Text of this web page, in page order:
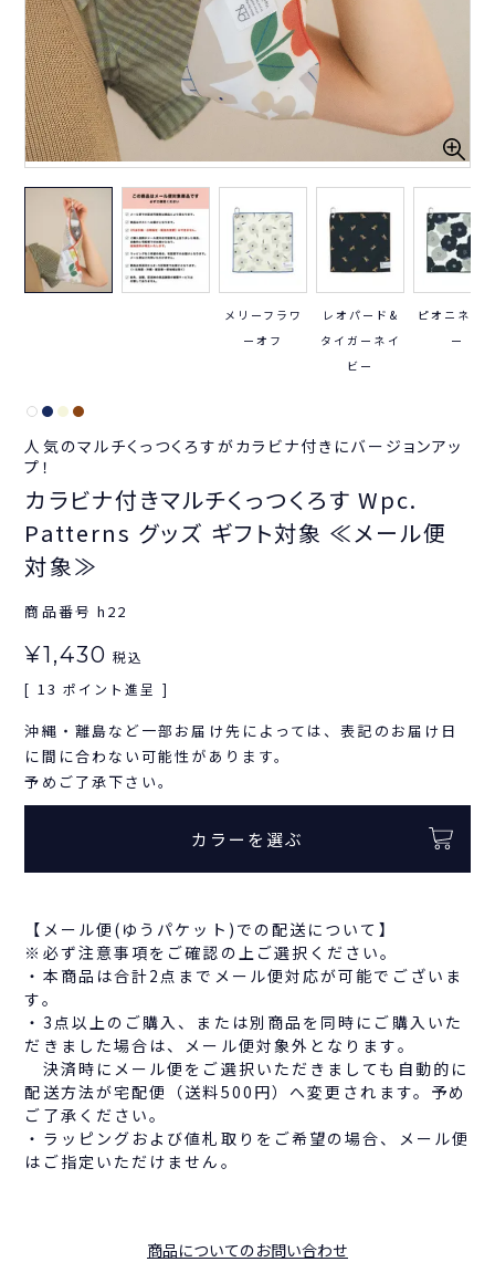
メリーフラワ
ーオフ
レオパード&
タイガーネイ
ビー
ピオニネイ
ー
人気のマルチくっつくろすがカラビナ付きにバージョンアッ
プ！
カラビナ付きマルチくっつくろす Wpc.
Patterns グッズ ギフト対象 ≪メール便
対象≫
商品番号 h22
¥1,430 税込
[ 13 ポイント進呈 ]
沖縄・離島など一部お届け先によっては、表記のお届け日
に間に合わない可能性があります。
予めご了承下さい。
カラーを選ぶ
【メール便(ゆうパケット)での配送について】
※必ず注意事項をご確認の上ご選択ください。
・本商品は合計2点までメール便対応が可能でございま
す。
・3点以上のご購入、または別商品を同時にご購入いた
だきました場合は、メール便対象外となります。
決済時にメール便をご選択いただきましても自動的に
配送方法が宅配便（送料500円）へ変更されます。予め
ご了承ください。
・ラッピングおよび値札取りをご希望の場合、メール便
はご指定いただけません。
商品についてのお問い合わせ